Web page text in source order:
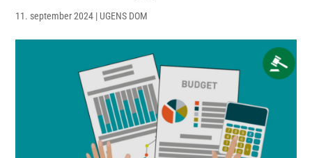
11. september 2024 | UGENS DOM